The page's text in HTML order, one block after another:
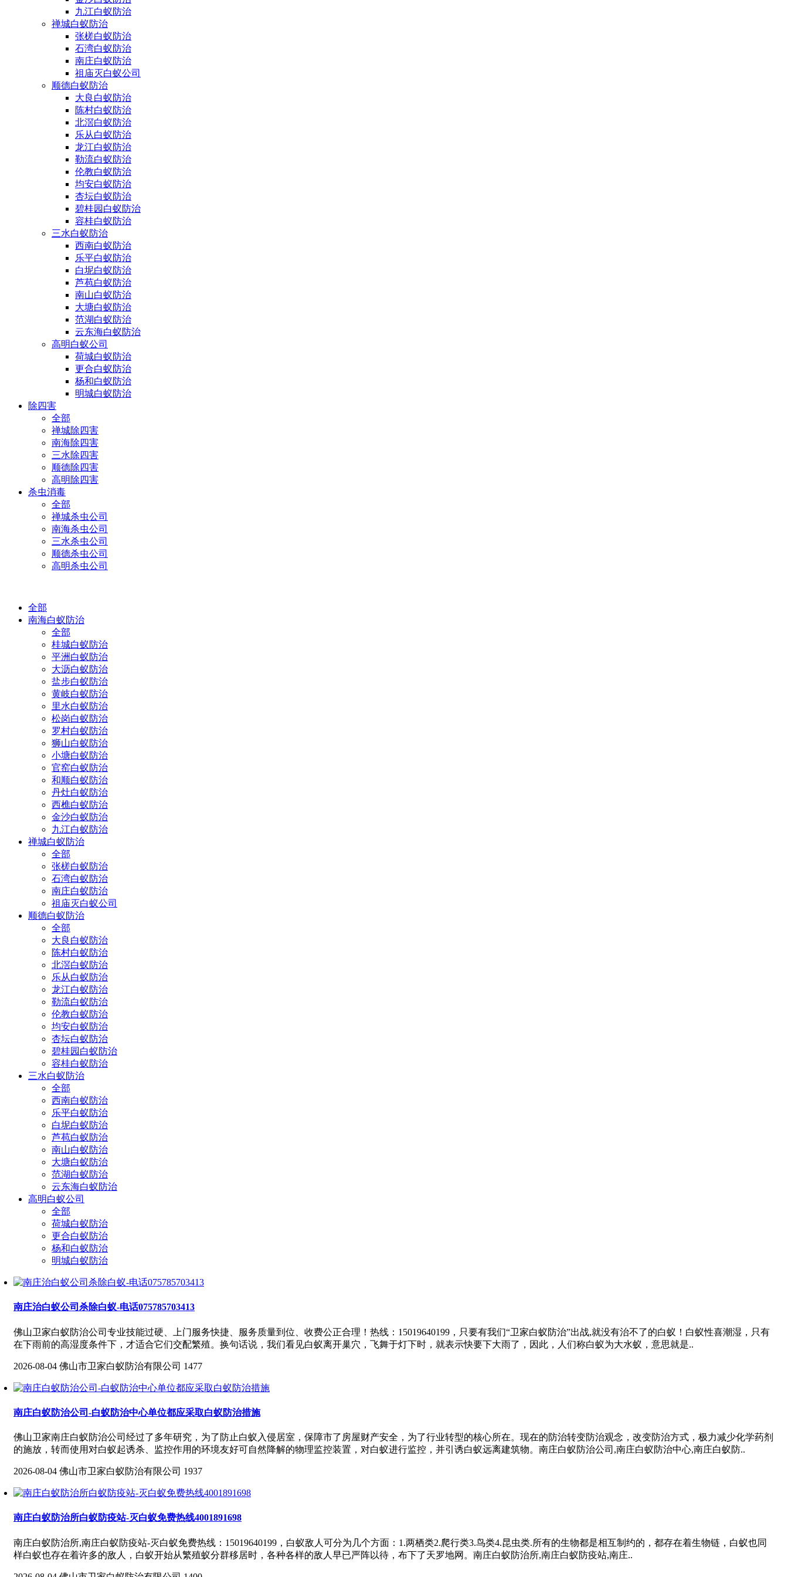
九江白蚁防治
禅城白蚁防治
张槎白蚁防治
石湾白蚁防治
南庄白蚁防治
祖庙灭白蚁公司
顺德白蚁防治
大良白蚁防治
陈村白蚁防治
北滘白蚁防治
乐从白蚁防治
龙江白蚁防治
勒流白蚁防治
伦教白蚁防治
均安白蚁防治
杏坛白蚁防治
碧桂园白蚁防治
容桂白蚁防治
三水白蚁防治
西南白蚁防治
乐平白蚁防治
白坭白蚁防治
芦苞白蚁防治
南山白蚁防治
大塘白蚁防治
范湖白蚁防治
云东海白蚁防治
高明白蚁公司
荷城白蚁防治
更合白蚁防治
杨和白蚁防治
明城白蚁防治
除四害
全部
禅城除四害
南海除四害
三水除四害
顺德除四害
高明除四害
杀虫消毒
全部
禅城杀虫公司
南海杀虫公司
三水杀虫公司
顺德杀虫公司
高明杀虫公司
全部
南海白蚁防治
全部
桂城白蚁防治
平洲白蚁防治
大沥白蚁防治
盐步白蚁防治
黄岐白蚁防治
里水白蚁防治
松岗白蚁防治
罗村白蚁防治
狮山白蚁防治
小塘白蚁防治
官窑白蚁防治
和顺白蚁防治
丹灶白蚁防治
西樵白蚁防治
金沙白蚁防治
九江白蚁防治
禅城白蚁防治
全部
张槎白蚁防治
石湾白蚁防治
南庄白蚁防治
祖庙灭白蚁公司
顺德白蚁防治
全部
大良白蚁防治
陈村白蚁防治
北滘白蚁防治
乐从白蚁防治
龙江白蚁防治
勒流白蚁防治
伦教白蚁防治
均安白蚁防治
杏坛白蚁防治
碧桂园白蚁防治
容桂白蚁防治
三水白蚁防治
全部
西南白蚁防治
乐平白蚁防治
白坭白蚁防治
芦苞白蚁防治
南山白蚁防治
大塘白蚁防治
范湖白蚁防治
云东海白蚁防治
高明白蚁公司
全部
荷城白蚁防治
更合白蚁防治
杨和白蚁防治
明城白蚁防治
南庄治白蚁公司杀除白蚁-电话075785703413
佛山卫家白蚁防治公司专业技能过硬、上门服务快捷、服务质量到位、收费公正合理！热线：15019640199，只要有我们“卫家白蚁防治”出战,就没有治不了的白蚁！白蚁性喜潮湿，只有
在下雨前的高湿度条件下，才适合它们交配繁殖。换句话说，我们看见白蚁离开巢穴，飞舞于灯下时，就表示快要下大雨了，因此，人们称白蚁为大水蚁，意思就是..
2026-08-04 佛山市卫家白蚁防治有限公司 1477
南庄白蚁防治公司-白蚁防治中心单位都应采取白蚁防治措施
佛山卫家南庄白蚁防治公司经过了多年研究，为了防止白蚁入侵居室，保障市了房屋财产安全，为了行业转型的核心所在。现在的防治转变防治观念，改变防治方式，极力减少化学药剂
的施放，转而使用对白蚁起诱杀、监控作用的环境友好可自然降解的物理监控装置，对白蚁进行监控，并引诱白蚁远离建筑物。南庄白蚁防治公司,南庄白蚁防治中心,南庄白蚁防..
2026-08-04 佛山市卫家白蚁防治有限公司 1937
南庄白蚁防治所白蚁防疫站-灭白蚁免费热线4001891698
南庄白蚁防治所,南庄白蚁防疫站-灭白蚁免费热线：15019640199，白蚁敌人可分为几个方面：1.两栖类2.爬行类3.鸟类4.昆虫类.所有的生物都是相互制约的，都存在着生物链，白蚁也同
样白蚁也存在着许多的敌人，白蚁开始从繁殖蚁分群移居时，各种各样的敌人早已严阵以待，布下了天罗地网。南庄白蚁防治所,南庄白蚁防疫站,南庄..